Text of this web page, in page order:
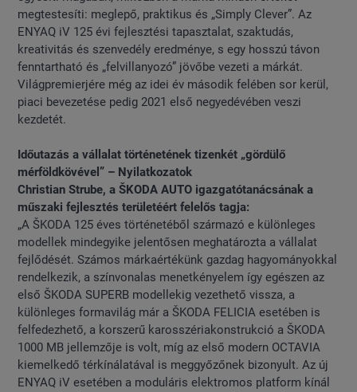
megtestesíti: meglepő, praktikus és „Simply Clever”. Az
ENYAQ iV 125 évi fejlesztési tapasztalat, szaktudás,
kreativitás és szenvedély eredménye, s egy hosszú távon
fenntartható és „felvillanyozó” jövőbe vezeti a márkát.
Világpremierjére még az idei év második felében sor kerül,
piaci bevezetése pedig 2021 első negyedévében veszi
kezdetét.
Időutazás a vállalat történetének tizenkét „gördülő
mérföldkövével” – Nyilatkozatok
Christian Strube, a ŠKODA AUTO igazgatótanácsának a
műszaki fejlesztés területéért felelős tagja:
„A ŠKODA 125 éves történetéből származó e különleges
modellek mindegyike jelentősen meghatározta a vállalat
fejlődését. Számos márkaértékünk gazdag hagyományokkal
rendelkezik, a színvonalas menetkényelem így egészen az
első ŠKODA SUPERB modellekig vezethető vissza, a
különleges formavilág már a ŠKODA FELICIA esetében is
felfedezhető, a korszerű karosszériakonstrukció a ŠKODA
1000 MB jellemzője is volt, míg az első modern OCTAVIA
kiemelkedő térkínálatával is meggyőzőnek bizonyult. Az új
ENYAQ iV esetében a moduláris elektromos platform kínál